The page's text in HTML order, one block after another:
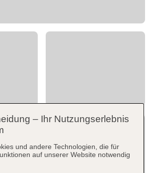
– Ihr Nutzungserlebnis
und andere Technologien, die für
auf unserer Website notwendig